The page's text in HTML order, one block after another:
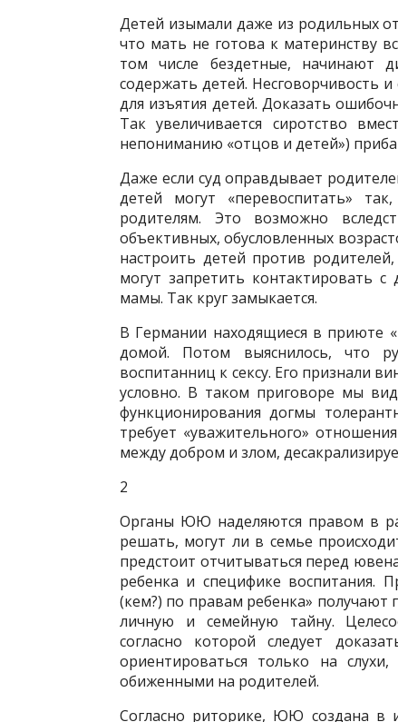
Детей изымали даже из родильных
что мать не готова к материнству
том числе бездетные, начинают
содержать детей. Не­сговорчивость
для изъятия детей. Доказать
Так увеличивается сиротство
непониманию «отцов и детей»)
Даже если суд оправдывает
детей могут «перевоспитать»
родителям. Это возможно
объективных, обусловленных
настроить детей против
могут запретить контактировать
мамы. Так круг замыкается.
В Германии находящиеся в приюте
домой. Потом выяснилось, что
воспитанниц к сексу. Его признали
условно. В таком приговоре мы
функционирования догмы
требует «уважительного»
между добром и злом,
2
Органы ЮЮ наделяются правом в
решать, могут ли в семье
предстоит отчитываться перед
ребенка и специфике воспитания.
(кем?) по правам ребенка»
личную и семейную тайну.
согласно которой следует
ориентироваться только на
обиженными на роди­телей.
Согласно риторике, ЮЮ создана в